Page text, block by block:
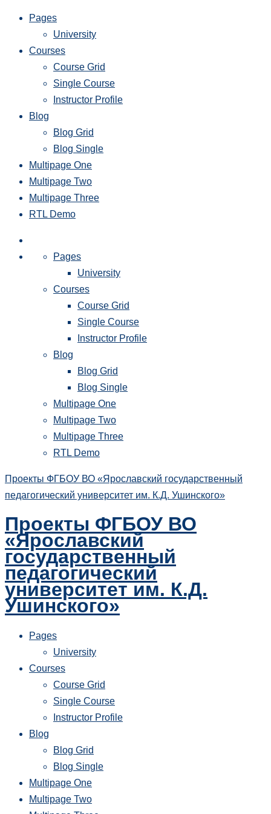
Pages
University
Courses
Course Grid
Single Course
Instructor Profile
Blog
Blog Grid
Blog Single
Multipage One
Multipage Two
Multipage Three
RTL Demo
Pages
University
Courses
Course Grid
Single Course
Instructor Profile
Blog
Blog Grid
Blog Single
Multipage One
Multipage Two
Multipage Three
RTL Demo
Проекты ФГБОУ ВО «Ярославский государственный
педагогический университет им. К.Д. Ушинского»
Проекты ФГБОУ ВО
«Ярославский
государственный
педагогический
университет им. К.Д.
Ушинского»
Pages
University
Courses
Course Grid
Single Course
Instructor Profile
Blog
Blog Grid
Blog Single
Multipage One
Multipage Two